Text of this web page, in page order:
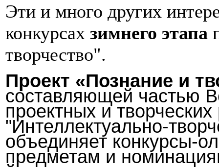
Эти и много других
конкурсах зимнего этапа
творчество".
Проект «Познание и
составляющей частью
проектных и
"Интеллектуально-
объединяет конкурсы-
предметам и